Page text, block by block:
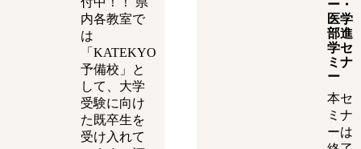
内各教室で
は
「KATEKYO
予備校」と
して、大学
受験に向け
た既卒生を
受け入れて
ー・
医学
部進
学セ
ミナ
ー
本セ
ミナ
ーは